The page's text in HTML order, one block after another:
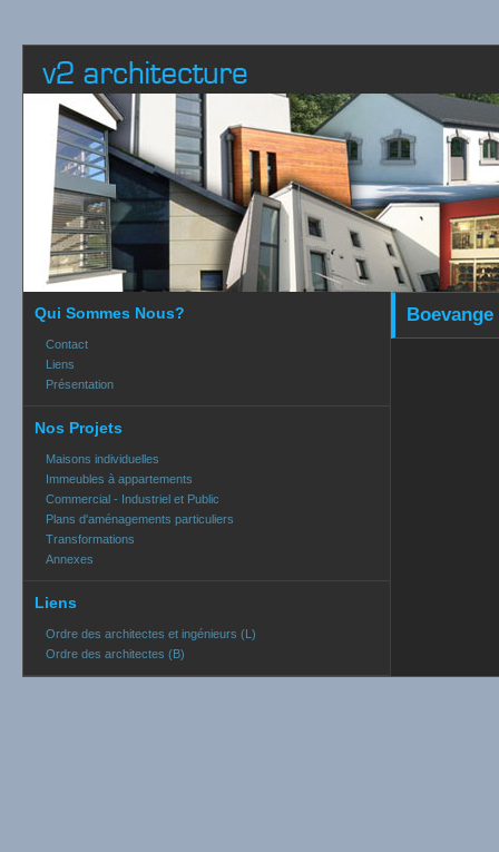
Qui Sommes Nous?
Contact
Liens
Présentation
Nos Projets
Maisons individuelles
Immeubles à appartements
Commercial - Industriel et Public
Plans d'aménagements particuliers
Transformations
Annexes
Liens
Ordre des architectes et ingénieurs (L)
Ordre des architectes (B)